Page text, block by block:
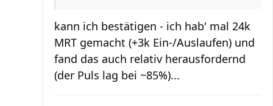
kann ich bestätigen - ich hab' mal 24k
MRT gemacht (+3k Ein-/Auslaufen) und
fand das auch relativ herausfordernd
(der Puls lag bei ~85%)...